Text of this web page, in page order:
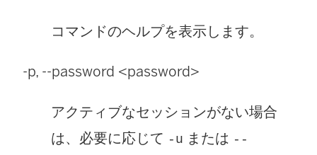
コマンドのヘルプを表示します。
-p, --password <password>
アクティブなセッションがない場合
は、必要に応じて -u または --